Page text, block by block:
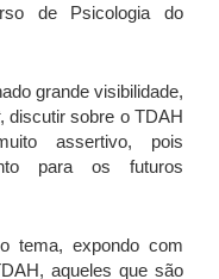
de Psicologia do
grande visibilidade,
, discutir sobre o TDAH
assertivo, pois
para os futuros
tema, expondo com
aqueles que são